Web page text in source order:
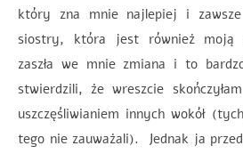
który zna mnie najlepiej i
siostry, która jest również moją
zaszła we mnie zmiana i to
stwierdzili, że wreszcie
uszczęśliwianiem innych wokół
tego nie zauważali). Jednak ja